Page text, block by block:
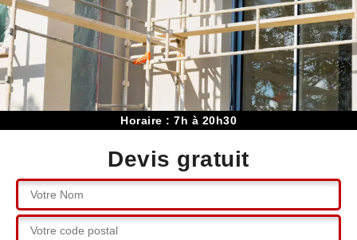
Horaire : 7h à 20h30
Devis gratuit